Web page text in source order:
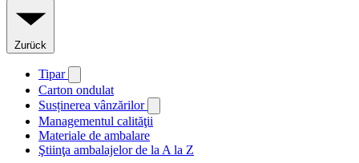
Zurück
Tipar
Carton ondulat
Susținerea vânzărilor
Managementul calităţii
Materiale de ambalare
Ştiinţa ambalajelor de la A la Z